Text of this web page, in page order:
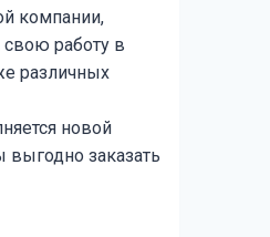
компании,
работу в
различных
новой
выгодно заказать